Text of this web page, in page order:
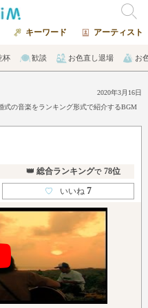
キーワード アーティスト
杯 歓談 お色直し退場 お
2020年3月16日
の音楽をランキング形式で紹介するBGM
👑 総合ランキングで 78位
♡ いいね7